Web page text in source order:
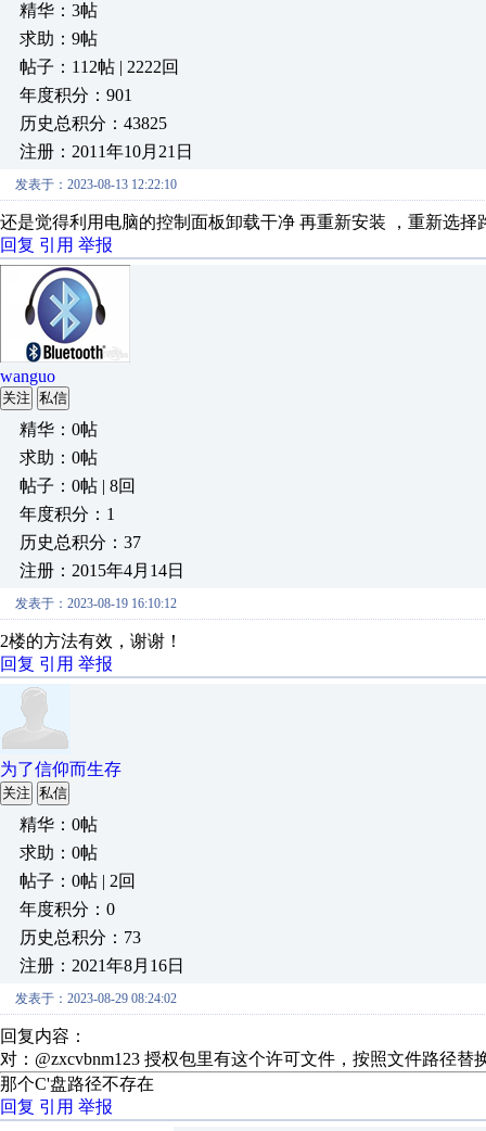
精华：3帖
求助：9帖
帖子：112帖 | 2222回
年度积分：901
历史总积分：43825
注册：2011年10月21日
发表于：2023-08-13 12:22:10
还是觉得利用电脑的控制面板卸载干净 再重新安装 ，重新选择
回复 引用 举报
wanguo
关注 私信
精华：0帖
求助：0帖
帖子：0帖 | 8回
年度积分：1
历史总积分：37
注册：2015年4月14日
发表于：2023-08-19 16:10:12
2楼的方法有效，谢谢！
回复 引用 举报
为了信仰而生存
关注 私信
精华：0帖
求助：0帖
帖子：0帖 | 2回
年度积分：0
历史总积分：73
注册：2021年8月16日
发表于：2023-08-29 08:24:02
回复内容：
对：@zxcvbnm123 授权包里有这个许可文件，按照文件路径
那个C'盘路径不存在
回复 引用 举报